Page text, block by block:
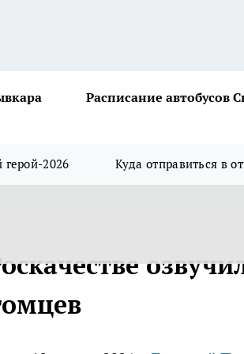
Расписание автобусов
2026 Куда отправиться в